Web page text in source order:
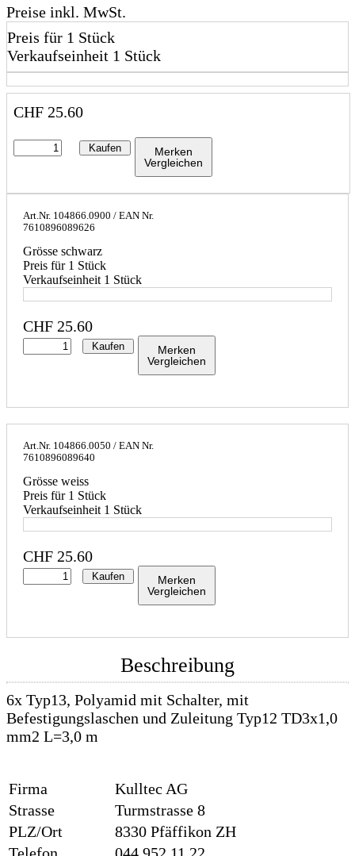
Preise inkl. MwSt.
Preis für 1 Stück
Verkaufseinheit 1 Stück
CHF 25.60
Kaufen
Merken
Vergleichen
Art.Nr. 104866.0900 / EAN Nr.
7610896089626
Grösse schwarz
Preis für 1 Stück
Verkaufseinheit 1 Stück
CHF 25.60
Kaufen
Merken
Vergleichen
Art.Nr. 104866.0050 / EAN Nr.
7610896089640
Grösse weiss
Preis für 1 Stück
Verkaufseinheit 1 Stück
CHF 25.60
Kaufen
Merken
Vergleichen
Beschreibung
6x Typ13, Polyamid mit Schalter, mit
Befestigungslaschen und Zuleitung Typ12 TD3x1,0
mm2 L=3,0 m
Firma
Kulltec AG
Strasse
Turmstrasse 8
PLZ/Ort
8330 Pfäffikon ZH